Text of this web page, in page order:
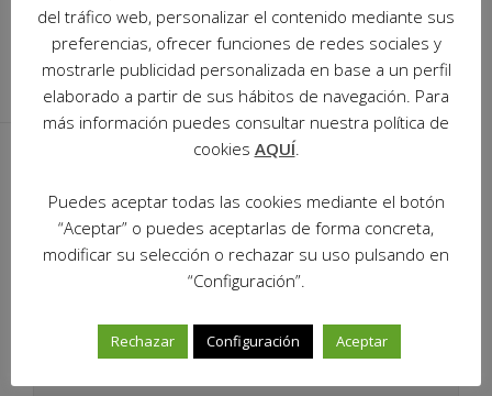
PRESENTACIÓN DE “LA REVISTA SOPEÑA
ZARAGOZA”
Deja una respuesta
Tu dirección de correo electrónico no será publicada.Los
campos obligatorios están marcados con*
COMENTARIO*
del tráfico web, personalizar el contenido mediante sus
preferencias, ofrecer funciones de redes sociales y
mostrarle publicidad personalizada en base a un perfil
elaborado a partir de sus hábitos de navegación. Para
más información puedes consultar nuestra política de
cookies AQUÍ.
Puedes aceptar todas las cookies mediante el botón
“Aceptar” o puedes aceptarlas de forma concreta,
modificar su selección o rechazar su uso pulsando en
“Configuración”.
Rechazar Configuración Aceptar